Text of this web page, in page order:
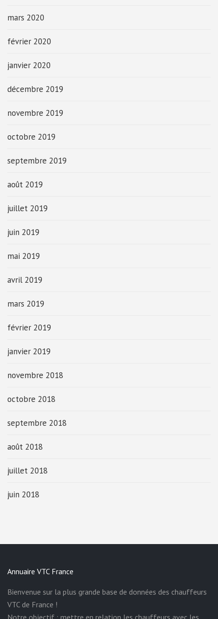
mars 2020
février 2020
janvier 2020
décembre 2019
novembre 2019
octobre 2019
septembre 2019
août 2019
juillet 2019
juin 2019
mai 2019
avril 2019
mars 2019
février 2019
janvier 2019
novembre 2018
octobre 2018
septembre 2018
août 2018
juillet 2018
juin 2018
Annuaire VTC France
Bienvenue sur la plus grande base de données des chauffeurs
VTC de France !
Notre objectif : mettre en relation les chauffeurs avec les